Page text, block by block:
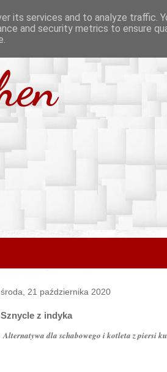
środa, 21 października 2020
Sznycle z indyka
Alternatywa dla schabowego i kotleta z piersi
its services and to analyze traffic.
and security metrics to ensure